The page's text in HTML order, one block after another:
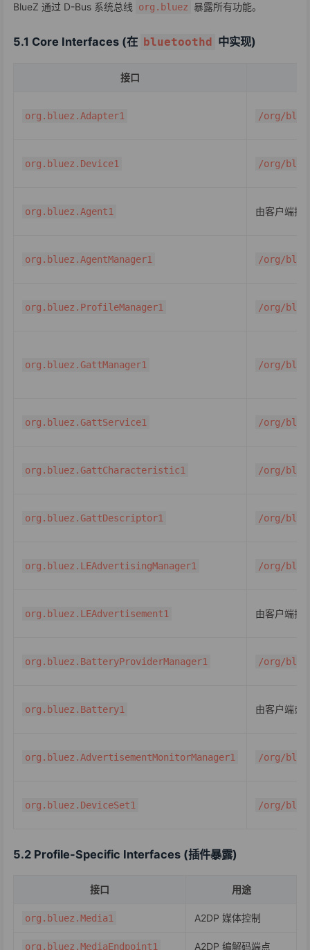
BlueZ 通过 D-Bus 系统总线 org.bluez 暴露所有功能。
5.1 Core Interfaces (在 bluetoothd 中实现)
接口
org.bluez.Adapter1 /org/
org.bluez.Device1 /org/
org.bluez.Agent1 由客户端提
org.bluez.AgentManager1 /org/
org.bluez.ProfileManager1 /org/
org.bluez.GattManager1 /org/
org.bluez.GattService1 /org/
org.bluez.GattCharacteristic1 /org/
org.bluez.GattDescriptor1 /org/
org.bluez.LEAdvertisingManager1 /org/
org.bluez.LEAdvertisement1 由客户端提
org.bluez.BatteryProviderManager1 /org/
org.bluez.Battery1 由客户端或
org.bluez.AdvertisementMonitorManager1 /org/
org.bluez.DeviceSet1 /org/
5.2 Profile-Specific Interfaces (插件暴露)
接口 用途
org.bluez.Media1 A2DP 媒体控制
org.bluez.MediaEndpoint1 A2DP 编解码端点